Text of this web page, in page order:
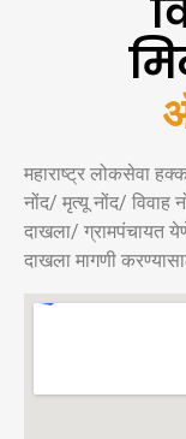
महाराष्ट्र लोकसेवा
नोंद/ मृत्यू नोंद/ विवाह
दाखला/ ग्रामपंचायत
दाखला मागणी